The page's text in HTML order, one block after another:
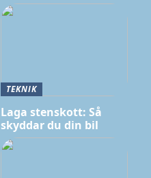
TEKNIK
Laga stenskott: Så
skyddar du din bil